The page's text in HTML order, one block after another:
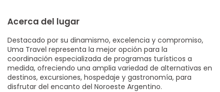
Acerca del lugar
Destacado por su dinamismo, excelencia y compromiso,
Uma Travel representa la mejor opción para la
coordinación especializada de programas turísticos a
medida, ofreciendo una amplia variedad de alternativas en
destinos, excursiones, hospedaje y gastronomía, para
disfrutar del encanto del Noroeste Argentino.